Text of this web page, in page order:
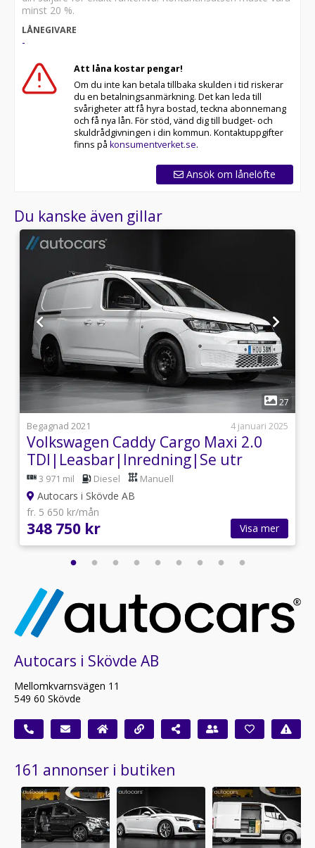
Moms, Momsbil, Skåpbil, Crafter, 35, Vägassistans,
Skåpbil, Dragbil, Drag bil, 3000kg, Entreprenad,
Byggfirma, Snickare, VVS, Elektriker, Elfirma, Leasingbil,
Vägarbete bil, Verkstad, Verkstad inredning,
Förmånsbil, tjänstebil, TMA Bil, Vägbil, Perfekt för
långa transporter, Regnsensor, Förarstol -
dynförlängning, Svensksåld, Sätesvärme - Förarstol,
Touch/Pekskärm, Yttertemperaturmätare, 3-sits / 3
sits / 3 sitsig, L2H2 / L2 H2, Dubbla dörrar, Inredd /
Inredning, Firmabil
minst 20 %.
LÅNEGIVARE
-
Att låna kostar pengar!
Om du inte kan betala tillbaka skulden i tid riskerar
du en betalningsanmärkning. Det kan leda till
svårigheter att få hyra bostad, teckna abonnemang
och få nya lån. För stöd, vänd dig till budget- och
skuldrådgivningen i din kommun. Kontaktuppgifter
finns på konsumentverket.se.
Ansök om lånelöfte
Du kanske även gillar
1
27
Begagnad 2021
4 januari 2025
Volkswagen Caddy Cargo Maxi 2.0
TDI|Leasbar|Inredning|Se utr
3 971 mil Diesel Manuell
Autocars i Skövde AB
fr. 5 650 kr/mån
348 750 kr Visa mer
Autocars i Skövde AB
Mellomkvarnsvägen 11
549 60 Skövde
161 annonser i butiken